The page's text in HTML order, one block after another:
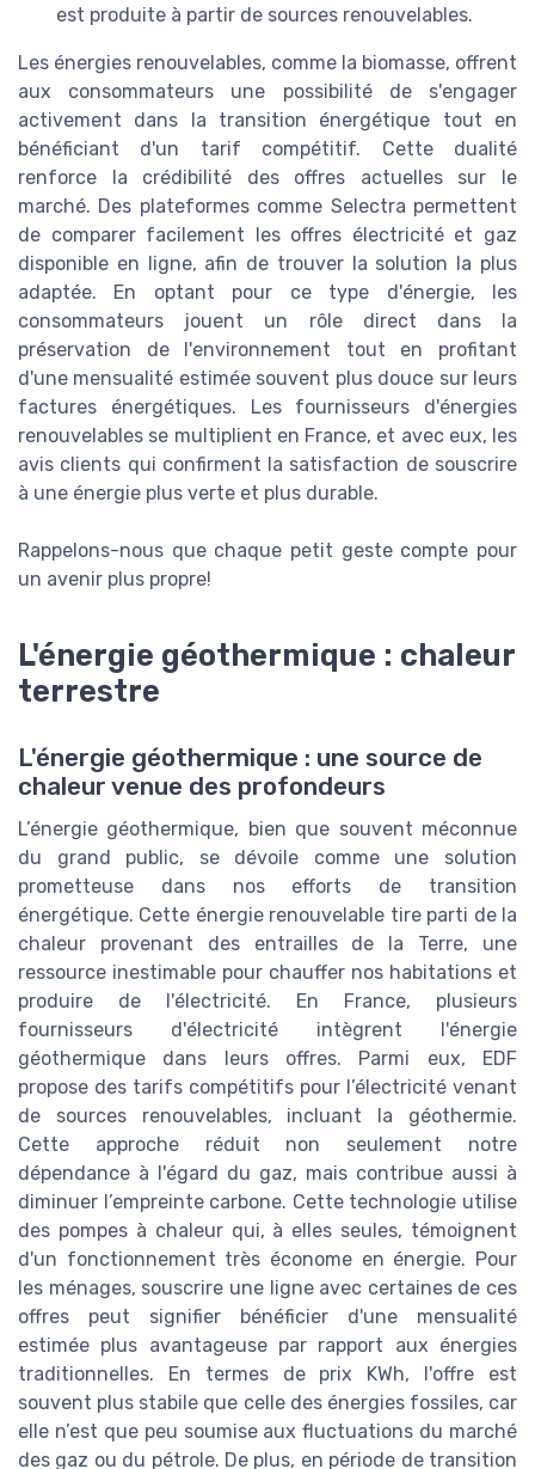
est produite à partir de sources renouvelables.
Les énergies renouvelables, comme la biomasse, offrent
aux consommateurs une possibilité de s'engager
activement dans la transition énergétique tout en
bénéficiant d'un tarif compétitif. Cette dualité
renforce la crédibilité des offres actuelles sur le
marché. Des plateformes comme Selectra permettent
de comparer facilement les offres électricité et gaz
disponible en ligne, afin de trouver la solution la plus
adaptée. En optant pour ce type d'énergie, les
consommateurs jouent un rôle direct dans la
préservation de l'environnement tout en profitant
d'une mensualité estimée souvent plus douce sur leurs
factures énergétiques. Les fournisseurs d'énergies
renouvelables se multiplient en France, et avec eux, les
avis clients qui confirment la satisfaction de souscrire
à une énergie plus verte et plus durable.
Rappelons-nous que chaque petit geste compte pour
un avenir plus propre!
L'énergie géothermique : chaleur
terrestre
L'énergie géothermique : une source de
chaleur venue des profondeurs
L’énergie géothermique, bien que souvent méconnue
du grand public, se dévoile comme une solution
prometteuse dans nos efforts de transition
énergétique. Cette énergie renouvelable tire parti de la
chaleur provenant des entrailles de la Terre, une
ressource inestimable pour chauffer nos habitations et
produire de l'électricité. En France, plusieurs
fournisseurs d'électricité intègrent l'énergie
géothermique dans leurs offres. Parmi eux, EDF
propose des tarifs compétitifs pour l’électricité venant
de sources renouvelables, incluant la géothermie.
Cette approche réduit non seulement notre
dépendance à l'égard du gaz, mais contribue aussi à
diminuer l’empreinte carbone. Cette technologie utilise
des pompes à chaleur qui, à elles seules, témoignent
d'un fonctionnement très économe en énergie. Pour
les ménages, souscrire une ligne avec certaines de ces
offres peut signifier bénéficier d'une mensualité
estimée plus avantageuse par rapport aux énergies
traditionnelles. En termes de prix KWh, l'offre est
souvent plus stabile que celle des énergies fossiles, car
elle n’est que peu soumise aux fluctuations du marché
des gaz ou du pétrole. De plus, en période de transition